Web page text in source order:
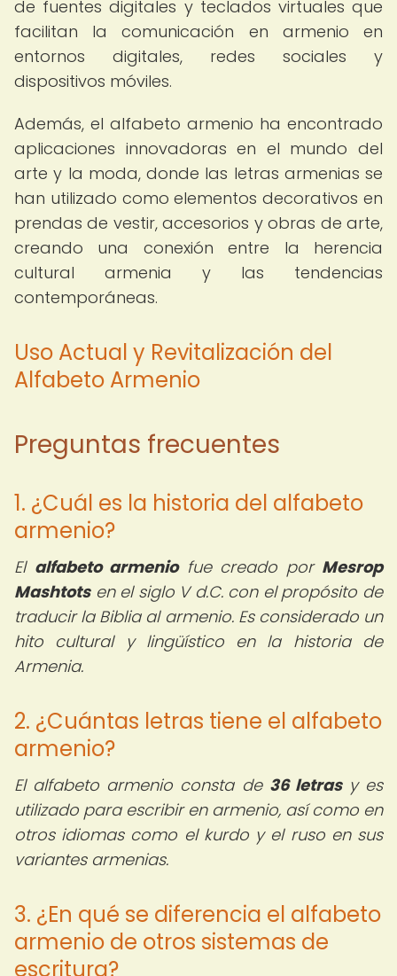
de fuentes digitales y teclados virtuales que
facilitan la comunicación en armenio en
entornos digitales, redes sociales y
dispositivos móviles.
Además, el alfabeto armenio ha encontrado
aplicaciones innovadoras en el mundo del
arte y la moda, donde las letras armenias se
han utilizado como elementos decorativos en
prendas de vestir, accesorios y obras de arte,
creando una conexión entre la herencia
cultural armenia y las tendencias
contemporáneas.
Uso Actual y Revitalización del
Alfabeto Armenio
Preguntas frecuentes
1. ¿Cuál es la historia del alfabeto
armenio?
El alfabeto armeniofue creado por Mesrop
Mashtotsen el siglo V d.C. con el propósito de
traducir la Biblia al armenio. Es considerado un
hito cultural y lingüístico en la historia de
Armenia.
2. ¿Cuántas letras tiene el alfabeto
armenio?
El alfabeto armenio consta de 36 letrasy es
utilizado para escribir en armenio, así como en
otros idiomas como el kurdo y el ruso en sus
variantes armenias.
3. ¿En qué se diferencia el alfabeto
armenio de otros sistemas de
escritura?